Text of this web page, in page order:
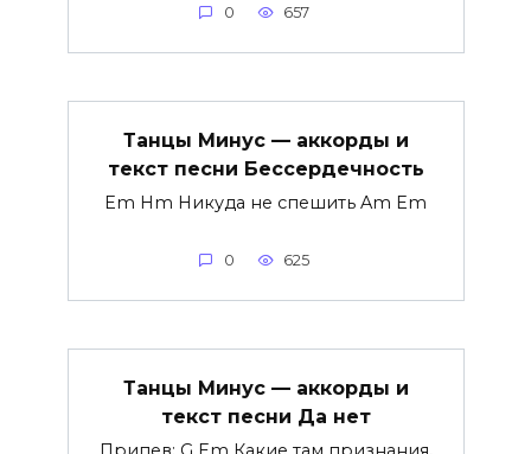
0 657
Танцы Минус — аккорды и
текст песни Бессердечность
Em Hm Никуда не спешить Am Em
0 625
Танцы Минус — аккорды и
текст песни Да нет